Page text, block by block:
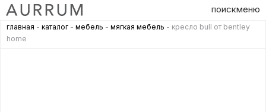
поискменю
главная - каталог - мебель - мягкая мебель - кресло bull от bentley
home